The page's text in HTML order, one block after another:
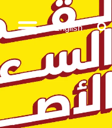
English